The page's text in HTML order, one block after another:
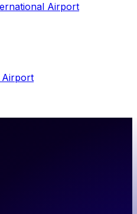
Airport
Airport